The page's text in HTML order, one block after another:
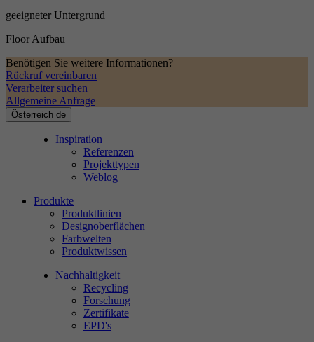
geeigneter Untergrund
Floor Aufbau
Benötigen Sie weitere Informationen?
Rückruf vereinbaren
Verarbeiter suchen
Allgemeine Anfrage
Österreich de
Inspiration
Referenzen
Projekttypen
Weblog
Produkte
Produktlinien
Designoberflächen
Farbwelten
Produktwissen
Nachhaltigkeit
Recycling
Forschung
Zertifikate
EPD's